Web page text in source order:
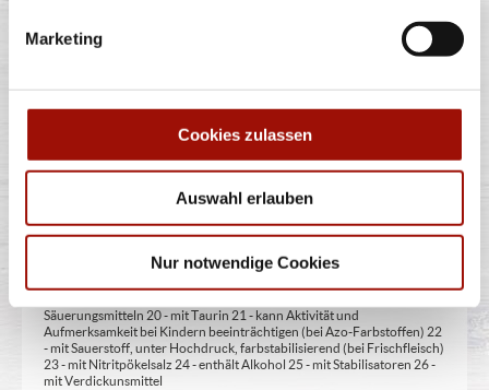
Marketing
Cookies zulassen
Auswahl erlauben
Nur notwendige Cookies
Produkten abweichen. Wir liefern innerhalb von ca. 30 Minuten.
* Weitere Produktinformationen zu vorverpackten Lebensmitteln
** Informationen zu möglichen Spuren von Allergenen seitens unsere
Hersteller finden Sie unter www.pizzamax.de/produktinformationen
1 - mit Farbstoffen 2 - mit Konservierungsmittel 3 - mit
geschwärzt 7 - gewachst 8 - mit Phosphat/en (bei Fleischerzeugnissen)
Zuckerart/en und Süßungsmittel/n 12 - nur bei Tafelsüßen zusätzlich
14 - kann bei übermäßigem Verzehr abführend wirken (zusätzlich zur
Säuerungsmitteln 20 - mit Taurin 21 - kann Aktivität und
Aufmerksamkeit bei Kindern beeinträchtigen (bei Azo-Farbstoffen) 22
- mit Sauerstoff, unter Hochdruck, farbstabilisierend (bei Frischfleisch)
23 - mit Nitritpökelsalz 24 - enthält Alkohol 25 - mit Stabilisatoren 26 -
mit Verdickunsmittel